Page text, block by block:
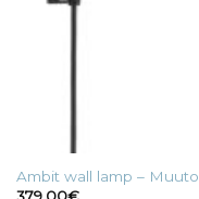
Ambit wall lamp – Muuto